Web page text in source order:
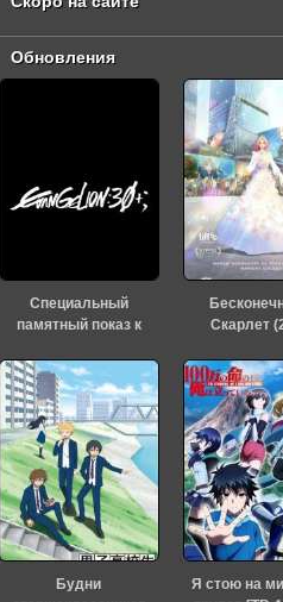
Обновления
Специальный
памятный показ к
«Евангелиона» (2026)
Скарлет
Будни
Я стою на